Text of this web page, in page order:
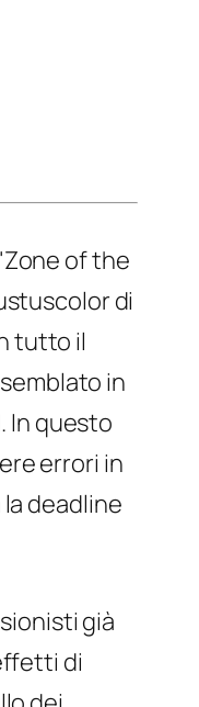
of the
di
tutto il
in
In questo
errori in
deadline
già
di